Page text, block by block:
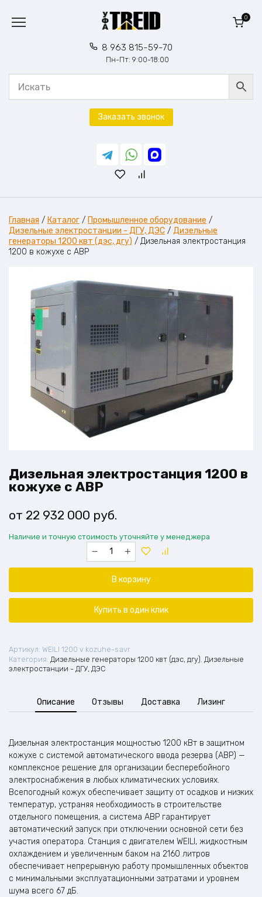
содержанию
8 963 815-59-70
Пн-Пт: 9:00-18:00
0
Заказать звонок
Главная / Каталог / Промышленное оборудование /
Дизельные электростанции - ДГУ, ДЭС / Дизельные
генераторы 1200 квт (дэс, дгу) / Дизельная электростанция
1200 в кожухе с АВР
Дизельная электростанция 1200 в
кожухе с АВР
22 932 000 руб.
Наличие и точную стоимость уточняйте у менеджера
Количество
товара
Дизельная
электростанция
в
кожухе
В корзину
Купить в один клик
Артикул: WEILI 1200 v kozuhe-s avr
Категория: Дизельные генераторы 1200 квт (дэс, дгу), Дизельные
электростанции - ДГУ, ДЭС
Описание Отзывы Доставка Лизинг
Дизельная электростанция мощностью 1200 кВт в защитном
кожухе с системой автоматического ввода резерва (АВР) —
комплексное решение для организации бесперебойного
электроснабжения в любых климатических условиях.
Всепогодный кожух обеспечивает защиту от осадков и низких
температур, устраняя необходимость в строительстве
отдельного помещения, а система АВР гарантирует
автоматический запуск при отключении основной сети без
участия оператора. Станция с двигателем WEILI, жидкостным
охлаждением и увеличенным баком на 2160 литров
обеспечивает непрерывную работу промышленных объектов
с минимальными эксплуатационными затратами и уровнем
шума всего 67 дБ.